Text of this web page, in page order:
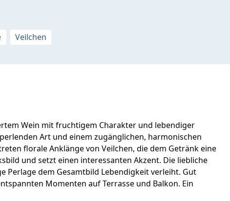
Veilchen
Wein mit fruchtigem Charakter und lebendiger
Art und einem zugänglichen, harmonischen
florale Anklänge von Veilchen, die dem Getränk eine
und setzt einen interessanten Akzent. Die liebliche
dem Gesamtbild Lebendigkeit verleiht. Gut
Momenten auf Terrasse und Balkon. Ein